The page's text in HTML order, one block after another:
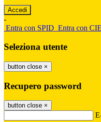
-
Entra con SPID Entra con CIE
Seleziona utente
button close ×
Recupero password
button close ×